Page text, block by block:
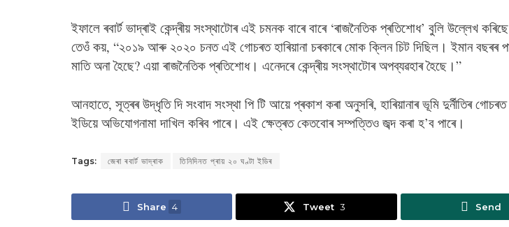
ইফালে ৰবাৰ্ট ভাদ্ৰাই কেন্দ্ৰীয় সংস্থাটোৰ এই চমনক বাৰে বাৰে ‘ৰাজনৈতিক প্ৰতিশোধ’ বুলি উল্লেখ
তেওঁ কয়, “২০১৯ আৰু ২০২০ চনত এই গোচৰত হাৰিয়ানা চৰকাৰে মোক ক্লিন চিট দিছিল। ইমান বছৰৰ
মাতি অনা হৈছে? এয়া ৰাজনৈতিক প্ৰতিশোধ। এনেদৰে কেন্দ্ৰীয় সংস্থাটোৰ অপব্যৱহাৰ হৈছে।”
আনহাতে, সূত্ৰৰ উদ্ধৃতি দি সংবাদ সংস্থা পি টি আয়ে প্ৰকাশ কৰা অনুসৰি, হাৰিয়ানাৰ ভূমি দুৰ্নীতিৰ গোচৰত
ইডিয়ে অভিযোগনামা দাখিল কৰিব পাৰে। এই ক্ষেত্ৰত কেতবোৰ সম্পত্তিও জব্দ কৰা হ’ব পাৰে।
Tags: জেৰা ৰবাৰ্ট ভাদ্ৰাক তিনিদিনত প্ৰায় ২০ ঘণ্টা ইডিৰ
Share 4 Tweet 3 Send